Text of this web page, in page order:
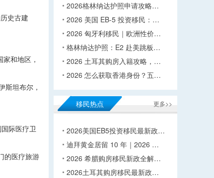
史古建
和地区，
斯坦布尔，
际医疗卫
的医疗旅游
2026格林纳达护照申请攻略…
2026 美国 EB-5 投资移民：…
2026 匈牙利移民｜欧洲性价…
格林纳达护照：E2 赴美跳板…
2026 土耳其购房入籍攻略，…
2026 怎么获取香港身份？五…
更多>>
移民热点
2026美国EB5投资移民最新政…
迪拜黄金居留 10 年｜2026 …
2026 希腊购房移民新政全解…
2026土耳其购房移民最新政…